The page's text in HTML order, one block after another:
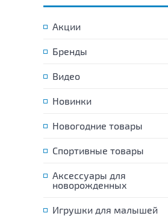
Акции
Бренды
Видео
Новинки
Новогодние товары
Спортивные товары
Аксессуары для
новорожденных
Игрушки для малышей